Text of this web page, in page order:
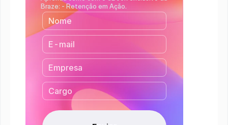
Braze: - Retenção em Ação.